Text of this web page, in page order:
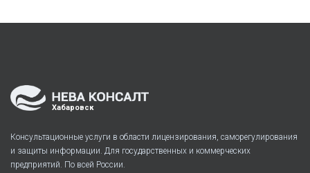
Хабаровск
Консультационные услуги в области лицензирования, саморегулирования
и защиты информации. Для государственных и коммерческих
предприятий. По всей России.